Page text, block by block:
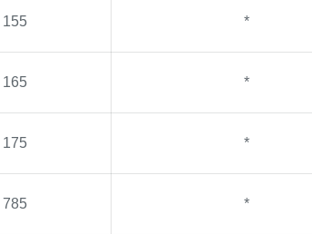
155 *
165 *
175 *
785 *